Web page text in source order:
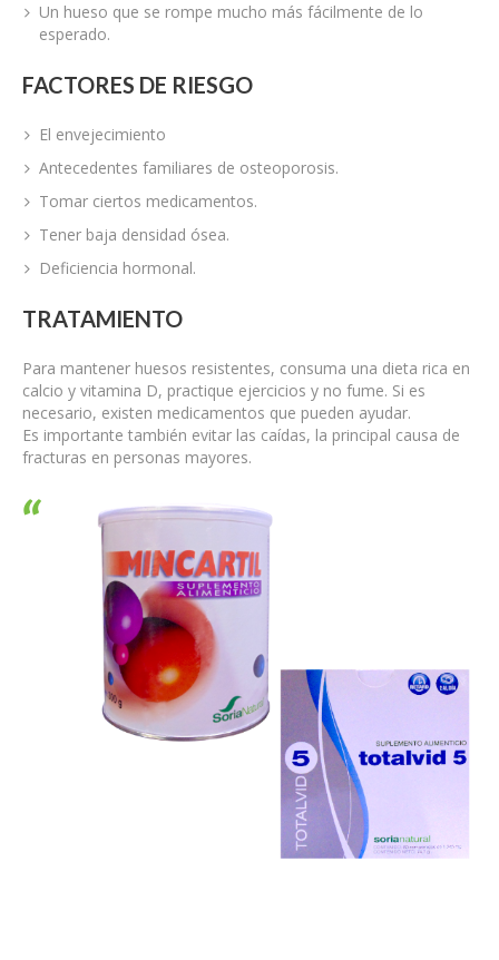
Un hueso que se rompe mucho más fácilmente de lo
esperado.
FACTORES DE RIESGO
El envejecimiento
Antecedentes familiares de osteoporosis.
Tomar ciertos medicamentos.
Tener baja densidad ósea.
Deficiencia hormonal.
TRATAMIENTO
Para mantener huesos resistentes, consuma una dieta rica en
calcio y vitamina D, practique ejercicios y no fume. Si es
necesario, existen medicamentos que pueden ayudar.
Es importante también evitar las caídas, la principal causa de
fracturas en personas mayores.